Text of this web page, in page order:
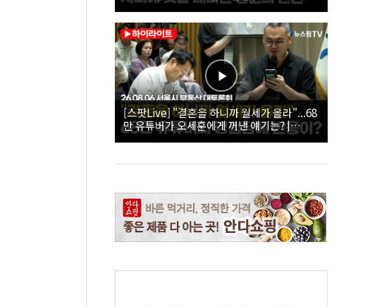
시 부동산 대토론회
[스팟Live] "결혼을 하니까 월세가 올라"...68
만 유튜버가 오세훈에게 꺼낸 얘기는? |
26.08.06 서울시 부동산 대토론회